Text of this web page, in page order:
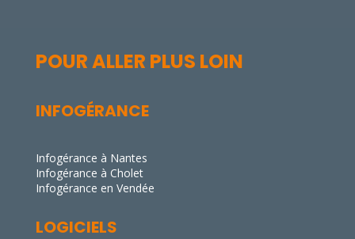
POUR ALLER PLUS LOIN
INFOGÉRANCE
Infogérance à Nantes
Infogérance à Cholet
Infogérance en Vendée
LOGICIELS